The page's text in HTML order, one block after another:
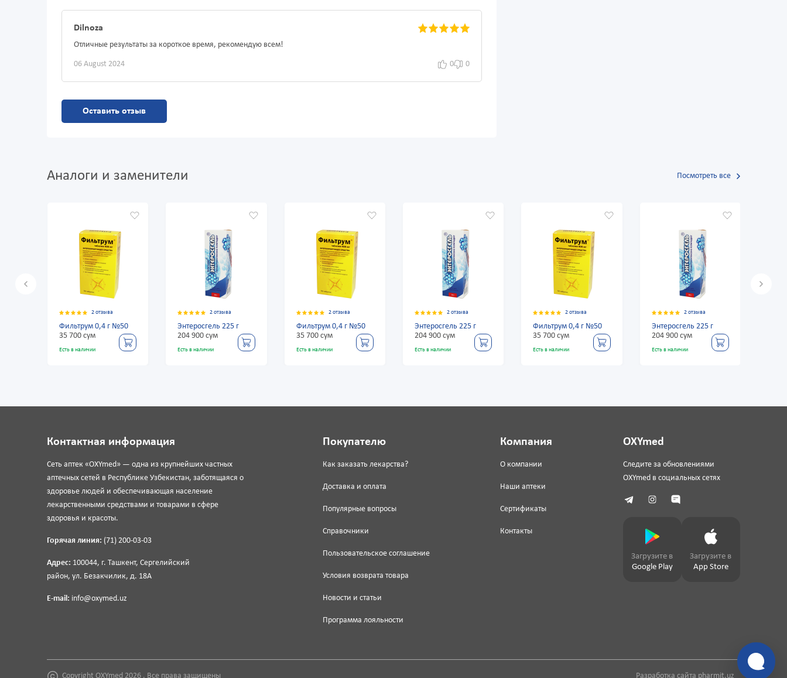
Dilnoza
Отличные результаты за короткое время, рекомендую всем!
06 August 2024 0 0
Оставить отзыв
Аналоги и заменители Посмотреть все
0,4 г №50
Энтеросгель 225 г
204 900 сум
Есть в наличии
Фильтрум 0,4 г №50
35 700 сум
Есть в наличии
Энтеросгель 225 г
204 900 сум
Есть в наличии
Фильтрум 0,4 г №50
35 700 сум
Есть в наличии
Энтеросгель 225 г
204 900 сум
Есть в наличии
Фильтрум 0,4 г №50
35 700 сум
Есть в наличии
Контактная информация
Сеть аптек «OXYmed» — одна из крупнейших частных
аптечных сетей в Республике Узбекистан, заботящаяся о
здоровье людей и обеспечивающая население
лекарственными средствами и товарами в сфере
здоровья и красоты.
Горячая линия: (71) 200-03-03
Адрес: 100044, г. Ташкент, Сергелийский
район, ул. Безакчилик, д. 18А
E-mail: info@oxymed.uz
Покупателю
Как заказать лекарства?
Доставка и оплата
Популярные вопросы
Справочники
Пользовательское соглашение
Условия возврата товара
Новости и статьи
Программа лояльности
Компания
О компании
Наши аптеки
Сертификаты
Контакты
OXYmed
Следите за обновлениями
OXYmed в социальных сетях
Загрузите в
Google Play
Загрузите в
App Store
Copyright OXYmed 2026 . Все права защищены Разработка сайта pharmit.uz